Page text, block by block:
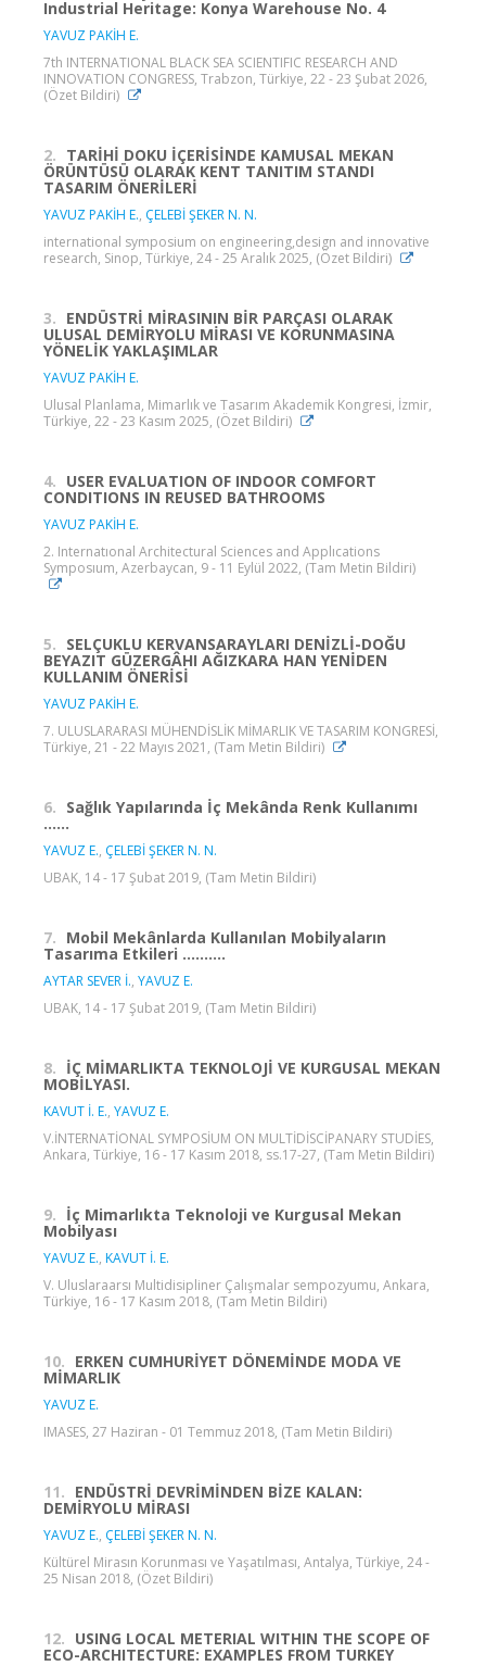
Industrial Heritage: Konya Warehouse No. 4
YAVUZ PAKİH E.
7th INTERNATIONAL BLACK SEA SCIENTIFIC RESEARCH AND
INNOVATION CONGRESS, Trabzon, Türkiye, 22 - 23 Şubat 2026,
(Özet Bildiri)
2. TARİHİ DOKU İÇERİSİNDE KAMUSAL MEKAN
ÖRÜNTÜSÜ OLARAK KENT TANITIM STANDI
TASARIM ÖNERİLERİ
YAVUZ PAKİH E., ÇELEBİ ŞEKER N. N.
international symposium on engineering,design and innovative
research, Sinop, Türkiye, 24 - 25 Aralık 2025, (Özet Bildiri)
3. ENDÜSTRİ MİRASININ BİR PARÇASI OLARAK
ULUSAL DEMİRYOLU MİRASI VE KORUNMASINA
YÖNELİK YAKLAŞIMLAR
YAVUZ PAKİH E.
Ulusal Planlama, Mimarlık ve Tasarım Akademik Kongresi, İzmir,
Türkiye, 22 - 23 Kasım 2025, (Özet Bildiri)
4. USER EVALUATION OF INDOOR COMFORT
CONDITIONS IN REUSED BATHROOMS
YAVUZ PAKİH E.
2. Internatıonal Architectural Sciences and Applıcations
Symposıum, Azerbaycan, 9 - 11 Eylül 2022, (Tam Metin Bildiri)
5. SELÇUKLU KERVANSARAYLARI DENİZLİ-DOĞU
BEYAZIT GÜZERGÂHI AĞIZKARA HAN YENİDEN
KULLANIM ÖNERİSİ
YAVUZ PAKİH E.
7. ULUSLARARASI MÜHENDİSLİK MİMARLIK VE TASARIM KONGRESİ,
Türkiye, 21 - 22 Mayıs 2021, (Tam Metin Bildiri)
6. Sağlık Yapılarında İç Mekânda Renk Kullanımı
......
YAVUZ E., ÇELEBİ ŞEKER N. N.
UBAK, 14 - 17 Şubat 2019, (Tam Metin Bildiri)
7. Mobil Mekânlarda Kullanılan Mobilyaların
Tasarıma Etkileri ..........
AYTAR SEVER İ., YAVUZ E.
UBAK, 14 - 17 Şubat 2019, (Tam Metin Bildiri)
8. İÇ MİMARLIKTA TEKNOLOJİ VE KURGUSAL MEKAN
MOBİLYASI.
KAVUT İ. E., YAVUZ E.
V.İNTERNATİONAL SYMPOSİUM ON MULTİDİSCİPANARY STUDİES,
Ankara, Türkiye, 16 - 17 Kasım 2018, ss.17-27, (Tam Metin Bildiri)
9. İç Mimarlıkta Teknoloji ve Kurgusal Mekan
Mobilyası
YAVUZ E., KAVUT İ. E.
V. Uluslaraarsı Multidisipliner Çalışmalar sempozyumu, Ankara,
Türkiye, 16 - 17 Kasım 2018, (Tam Metin Bildiri)
10. ERKEN CUMHURİYET DÖNEMİNDE MODA VE
MİMARLIK
YAVUZ E.
IMASES, 27 Haziran - 01 Temmuz 2018, (Tam Metin Bildiri)
11. ENDÜSTRİ DEVRİMİNDEN BİZE KALAN:
DEMİRYOLU MİRASI
YAVUZ E., ÇELEBİ ŞEKER N. N.
Kültürel Mirasın Korunması ve Yaşatılması, Antalya, Türkiye, 24 -
25 Nisan 2018, (Özet Bildiri)
12. USING LOCAL METERIAL WITHIN THE SCOPE OF
ECO-ARCHITECTURE: EXAMPLES FROM TURKEY